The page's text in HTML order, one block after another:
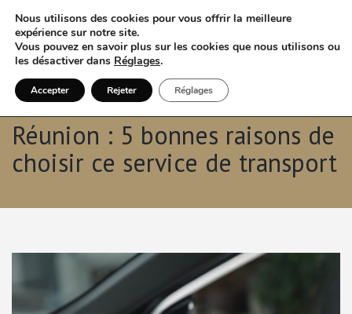
123 Transfert VTC à La
Réunion : 5 bonnes raisons de
choisir ce service de transport
Nous utilisons des cookies pour vous offrir la meilleure
expérience sur notre site.
Vous pouvez en savoir plus sur les cookies que nous utilisons ou
les désactiver dans Réglages.
Accepter Rejeter Réglages